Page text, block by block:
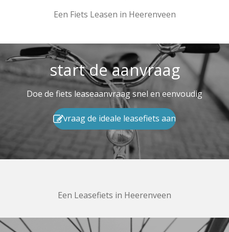
Een Fiets Leasen in Heerenveen
start de aanvraag
Doe de fiets leaseaanvraag snel en eenvoudig
vraag de ideale leasefiets aan
Een Leasefiets in Heerenveen